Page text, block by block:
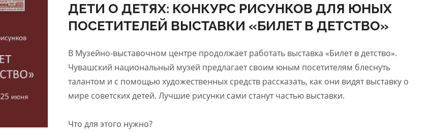
ДЕТИ О ДЕТЯХ: КОНКУРС РИСУНКОВ ДЛЯ ЮНЫХ
ПОСЕТИТЕЛЕЙ ВЫСТАВКИ «БИЛЕТ В ДЕТСТВО»
В Музейно-выставочном центре продолжает работать выставка «Билет в детство».
Чувашский национальный музей предлагает своим юным посетителям блеснуть
талантом и с помощью художественных средств рассказать, как они видят выставку о
мире советских детей. Лучшие рисунки сами станут частью выставки.
Что для этого нужно?